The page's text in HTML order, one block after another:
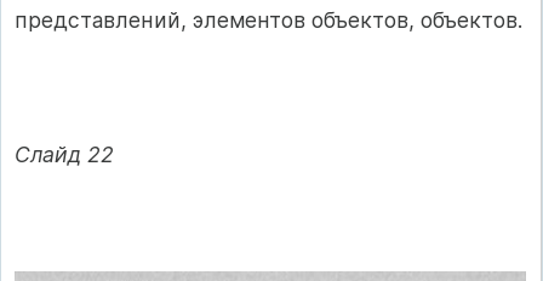
представлений, элементов объектов, объектов.
Слайд 22